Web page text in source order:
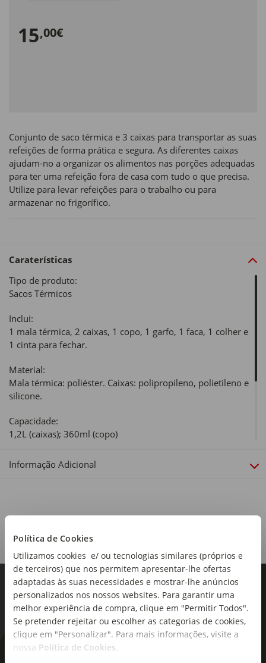
Política de Cookies
Utilizamos cookies e/ ou tecnologias similares (próprios e
de terceiros) que nos permitem apresentar-lhe ofertas
adaptadas às suas necessidades e mostrar-lhe anúncios
personalizados nos nossos websites. Para garantir uma
melhor experiência de compra, clique em "Permitir Todos".
Se pretender rejeitar ou escolher as categorias de cookies,
clique em "Personalizar". Para mais informações, visite a
nossa Política de Cookies
15,00€
Conjunto de saco térmica e 3 caixas para transportar as suas
refeições de forma prática e segura. As diferentes caixas
ajudam-no a organizar os alimentos nas porções adequadas
para ter uma refeição fora de casa com tudo o que precisa.
Utilize para levar refeições para o trabalho ou para
armazenar no frigorífico.
Caraterísticas
Tipo de produto:
Sacos Térmicos
Inclui:
1 mala térmica, 2 caixas, 1 copo, 1 garfo, 1 faca, 1 colher e
1 cinta para fechar.
Material:
Mala térmica: poliéster. Caixas: polipropileno, polietileno e
silicone.
Capacidade:
1,2L (caixas); 360ml (copo)
Dimensões:
Comprimento x Largura x Altura: 21 x 21 x 13cm
Informação Adicional